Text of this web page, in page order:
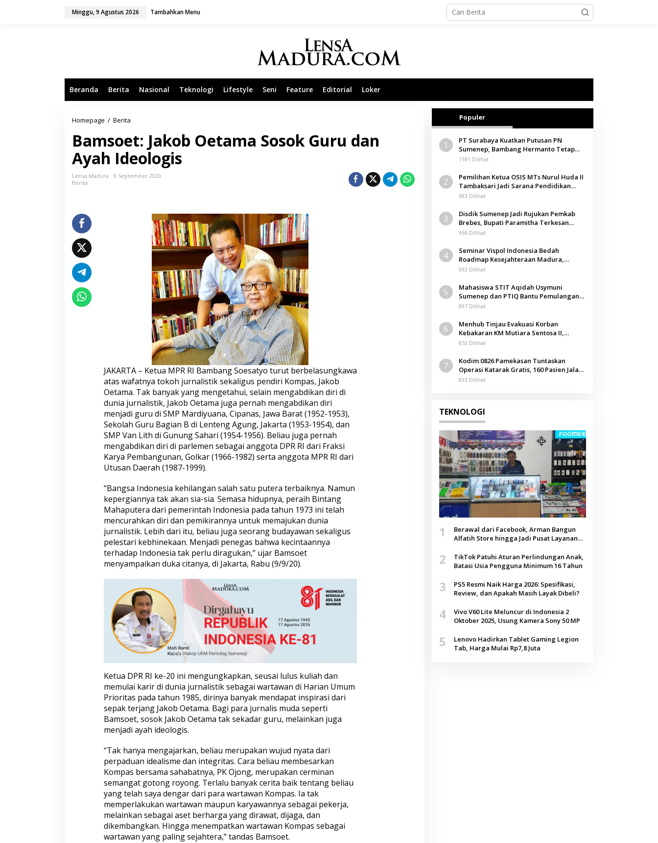
Minggu, 9 Agustus 2026 Tambahkan Menu
Beranda Berita Nasional Teknologi Lifestyle Seni Feature Editorial Loker
Homepage / Berita
m
s
o
e
t
d
a
n
A
y
a
I
d
e
o
o
i
s
Bamsoet: Jakob Oetama Sosok Guru dan
Ayah Ideologis
Lensa Madura
9 September 2020
Berita
JAKARTA – Ketua MPR RI Bambang Soesatyo turut berbelasungkawa
atas wafatnya tokoh jurnalistik sekaligus pendiri Kompas, Jakob
Oetama. Tak banyak yang mengetahui, selain mengabdikan diri di
dunia jurnalistik, Jakob Oetama juga pernah mengabdikan diri
menjadi guru di SMP Mardiyuana, Cipanas, Jawa Barat (1952-1953),
Sekolah Guru Bagian B di Lenteng Agung, Jakarta (1953-1954), dan
SMP Van Lith di Gunung Sahari (1954-1956). Beliau juga pernah
mengabdikan diri di parlemen sebagai anggota DPR RI dari Fraksi
Karya Pembangunan, Golkar (1966-1982) serta anggota MPR RI dari
Utusan Daerah (1987-1999).
“Bangsa Indonesia kehilangan salah satu putera terbaiknya. Namun
kepergiannya tak akan sia-sia. Semasa hidupnya, peraih Bintang
Mahaputera dari pemerintah Indonesia pada tahun 1973 ini telah
mencurahkan diri dan pemikirannya untuk memajukan dunia
jurnalistik. Lebih dari itu, beliau juga seorang budayawan sekaligus
pelestari kebhinekaan. Menjadi penegas bahwa kecintaannya
terhadap Indonesia tak perlu diragukan,” ujar Bamsoet
menyampaikan duka citanya, di Jakarta, Rabu (9/9/20).
Ketua DPR RI ke-20 ini mengungkapkan, seusai lulus kuliah dan
memulai karir di dunia jurnalistik sebagai wartawan di Harian Umum
Prioritas pada tahun 1985, dirinya banyak mendapat inspirasi dari
sepak terjang Jakob Oetama. Bagi para jurnalis muda seperti
Bamsoet, sosok Jakob Oetama tak sekadar guru, melainkan juga
menjadi ayah ideologis.
“Tak hanya mengajarkan, beliau merupakan wujud nyata dari
perpaduan idealisme dan integritas. Cara beliau membesarkan
Kompas bersama sahabatnya, PK Ojong, merupakan cerminan
semangat gotong royong. Terlalu banyak cerita baik tentang beliau
yang telah saya dengar dari para wartawan Kompas. Ia tak
memperlakukan wartawan maupun karyawannya sebagai pekerja,
melainkan sebagai aset berharga yang dirawat, dijaga, dan
dikembangkan. Hingga menempatkan wartawan Kompas sebagai
wartawan yang paling sejahtera,” tandas Bamsoet.
Populer
1
PT Surabaya Kuatkan Putusan PN
Sumenep, Bambang Hermanto Tetap
Dinyatakan Pemilik Sah Tanah di
1181 Dilihat
2
Pemilihan Ketua OSIS MTs Nurul Huda II
Tambaksari Jadi Sarana Pendidikan
Demokrasi bagi Siswa
983 Dilihat
3
Disdik Sumenep Jadi Rujukan Pemkab
Brebes, Bupati Paramitha Terkesan
Pendidikan Berbasis Budaya
966 Dilihat
4
Seminar Vispol Indonesia Bedah
Roadmap Kesejahteraan Madura,
Pendidikan dan Hilirisasi Jadi Kunci
933 Dilihat
5
Mahasiswa STIT Aqidah Usymuni
Sumenep dan PTIQ Bantu Pemulangan
Jenazah WNI Asal Aceh di Malaysia
897 Dilihat
6
Menhub Tinjau Evakuasi Korban
Kebakaran KM Mutiara Sentosa II,
Apresiasi Respons Cepat Pemkab
853 Dilihat
7
Kodim 0826 Pamekasan Tuntaskan
Operasi Katarak Gratis, 160 Pasien Jalani
Tindakan Medis
833 Dilihat
TEKNOLOGI
1
Berawal dari Facebook, Arman Bangun
Alfatih Store hingga Jadi Pusat Layanan
2
TikTok Patuhi Aturan Perlindungan Anak,
Batasi Usia Pengguna Minimum 16 Tahun
3
PS5 Resmi Naik Harga 2026: Spesifikasi,
Review, dan Apakah Masih Layak Dibeli?
4
Vivo V60 Lite Meluncur di Indonesia 2
Oktober 2025, Usung Kamera Sony 50 MP
5
Lenovo Hadirkan Tablet Gaming Legion
Tab, Harga Mulai Rp7,8 Juta